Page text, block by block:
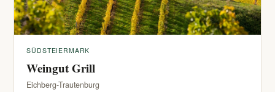
SÜDSTEIERMARK
Weingut Grill
Eichberg-Trautenburg